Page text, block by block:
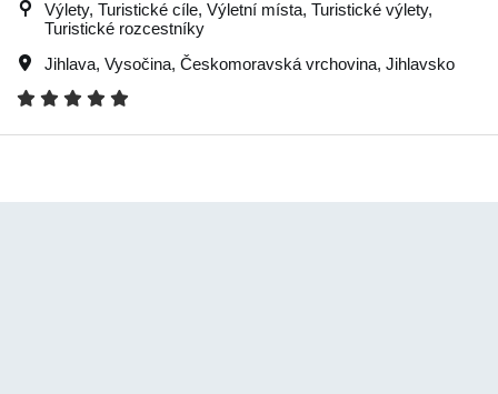
Výlety, Turistické cíle, Výletní místa, Turistické výlety,
Turistické rozcestníky
Jihlava, Vysočina, Českomoravská vrchovina, Jihlavsko